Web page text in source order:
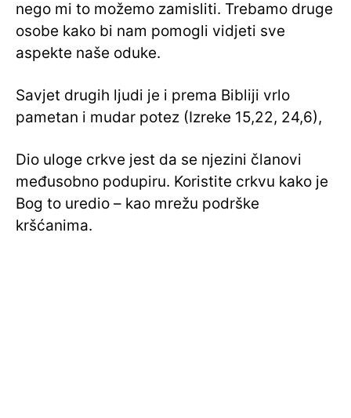
nego mi to možemo zamisliti. Trebamo druge
osobe kako bi nam pomogli vidjeti sve
aspekte naše oduke.
Savjet drugih ljudi je i prema Bibliji vrlo
pametan i mudar potez (Izreke 15,22, 24,6),
Dio uloge crkve jest da se njezini članovi
međusobno podupiru. Koristite crkvu kako je
Bog to uredio – kao mrežu podrške
kršćanima.